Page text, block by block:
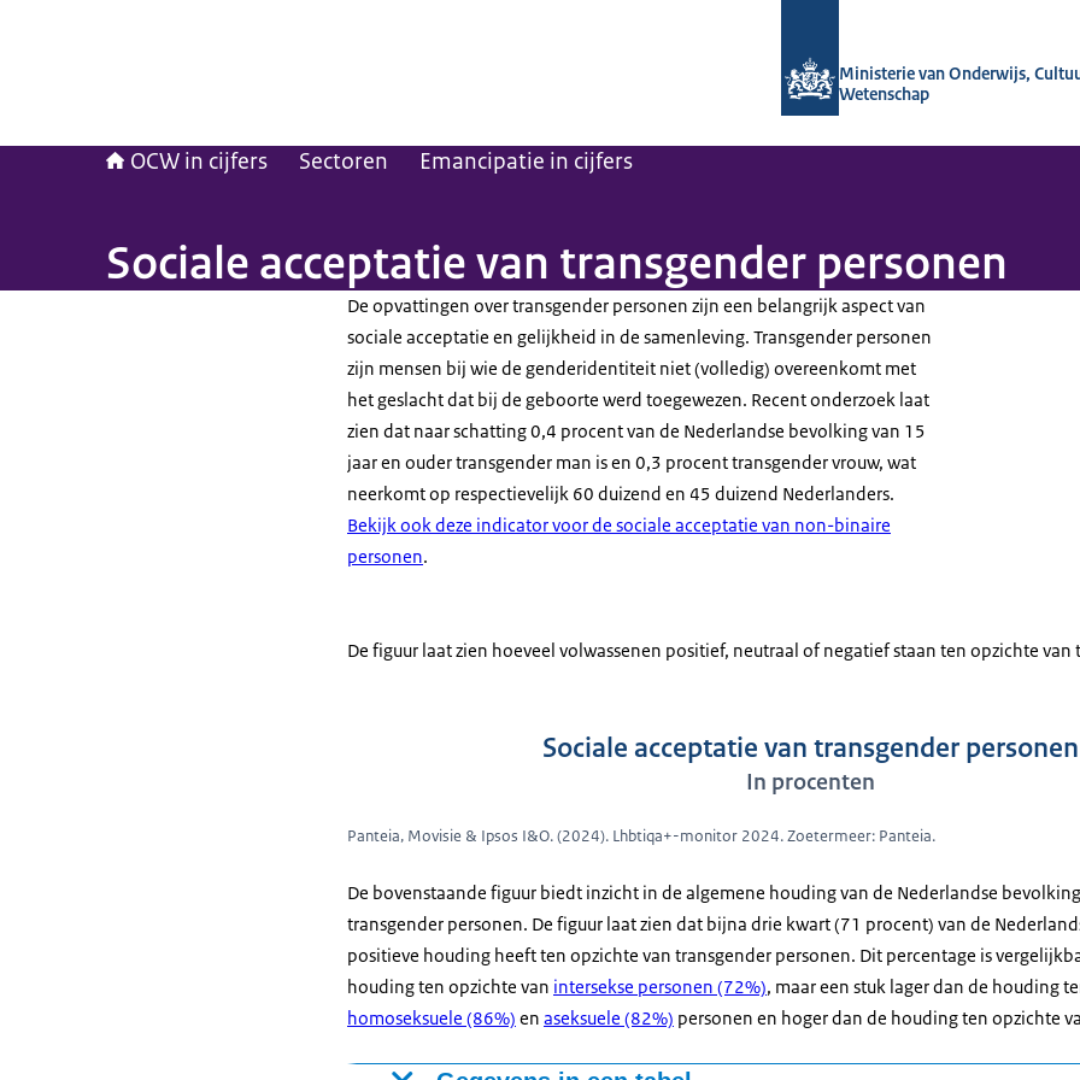
Ministerie van Onderwijs,
Wetenschap
OCW in cijfers Sectoren Emancipatie in cijfers
Sociale acceptatie van transgender personen
De opvattingen over transgender personen zijn een belangrijk aspect van
sociale acceptatie en gelijkheid in de samenleving. Transgender personen
zijn mensen bij wie de genderidentiteit niet (volledig) overeenkomt met
het geslacht dat bij de geboorte werd toegewezen. Recent onderzoek laat
zien dat naar schatting 0,4 procent van de Nederlandse bevolking van 15
jaar en ouder transgender man is en 0,3 procent transgender vrouw, wat
neerkomt op respectievelijk 60 duizend en 45 duizend Nederlanders.
Bekijk ook deze indicator voor de sociale acceptatie van non-binaire
personen.
De figuur laat zien hoeveel volwassenen positief, neutraal of negatief staan ten opzichte van
Sociale acceptatie van transgender personen
In procenten
Panteia, Movisie & Ipsos I&O. (2024). Lhbtiqa+-monitor 2024. Zoetermeer: Panteia.
De bovenstaande figuur biedt inzicht in de algemene houding van de Nederlandse
transgender personen. De figuur laat zien dat bijna drie kwart (71 procent) van de
positieve houding heeft ten opzichte van transgender personen. Dit percentage is
houding ten opzichte van intersekse personen (72%), maar een stuk lager dan de houding
homoseksuele (86%) en aseksuele (82%) personen en hoger dan de houding ten opzichte